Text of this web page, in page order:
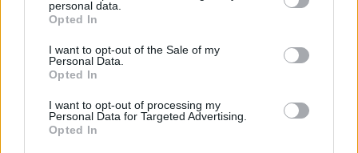
personal data.
Opted In
I want to opt-out of the Sale of my
Personal Data.
Opted In
I want to opt-out of processing my
Personal Data for Targeted Advertising.
Opted In